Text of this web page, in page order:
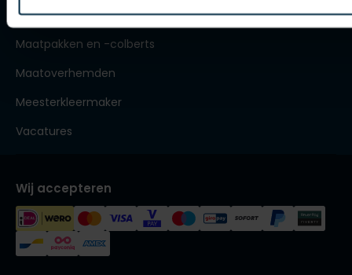
Tommy Hilfiger
Trouwpakken
Maatpakken en -colberts
Maatoverhemden
Meesterkleermaker
Vacatures
Wij accepteren